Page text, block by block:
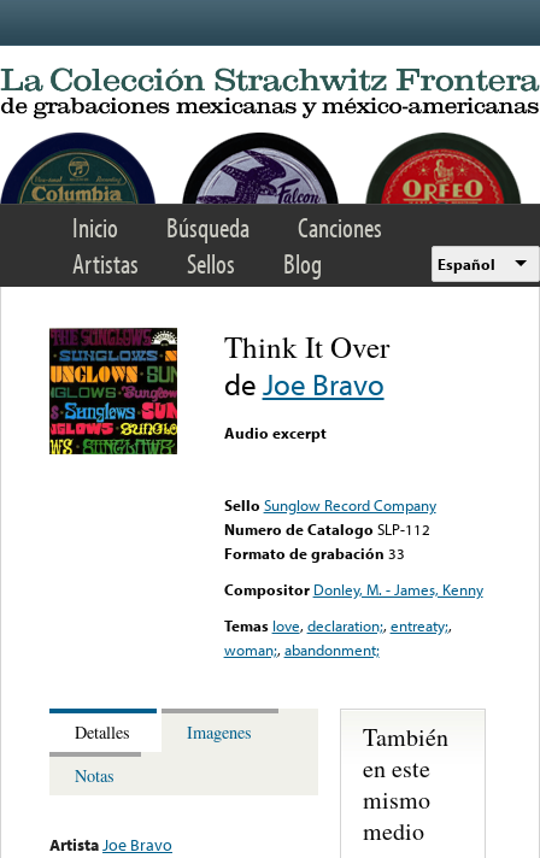
Inicio Búsqueda
Canciones
Artistas
Sellos Blog Español
Think It Over
deJoe Bravo
Audio excerpt
Sello Sunglow Record Company
Numero de Catalogo SLP-112
Formato de grabación 33
Compositor Donley, M. - James, Kenny
Temas love,declaration;,entreaty;,
woman;,abandonment;
Detalles
Imagenes
Notas
ArtistaJoe Bravo
También
en este
mismo
medio